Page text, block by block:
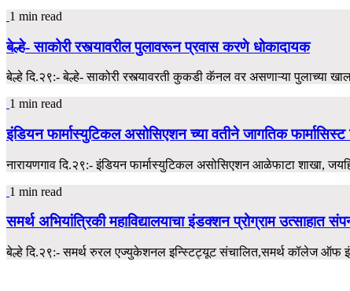
1 min read
बेल्हे- साकोरी रस्त्यावरील पुलावरून प्रवास करणे धोकादायक
बेल्हे दि.२९:- बेल्हे- साकोरी रस्त्यावरती कुकडी कॅनल वर असणाऱ्या पुलाच्या
1 min read
इंडियन फार्मास्युटिकल असोसिएशन च्या वतीने जागतिक फार्मासिस्ट
नारायणगाव दि.२९:- इंडियन फार्मास्युटिकल असोसिएशन आळेफाटा शाखा,
1 min read
समर्थ अभियांत्रिकी महाविद्यालयाचा इंडक्शन प्रोग्राम उत्साहात
बेल्हे दि.२९:- समर्थ रुरल एज्युकेशनल इन्स्टिट्यूट संचालित,समर्थ कॉलेज ऑफ